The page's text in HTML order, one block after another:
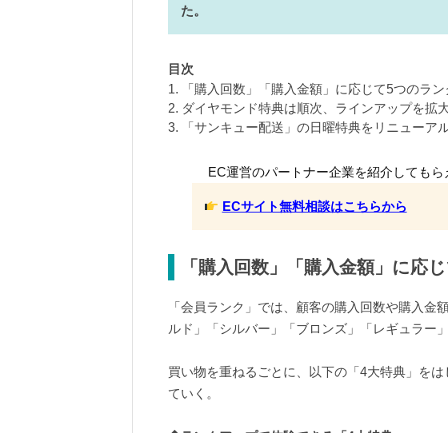
た。
目次
1. 「購入回数」「購入金額」に応じて5つのラン
2. ダイヤモンド特典は順次、ラインアップを拡
3. 「サンキュー配送」の日曜特典をリニューア
EC運営のパートナー企業を紹介してもら
ECサイト無料相談はこちらから
「購入回数」「購入金額」に応
「会員ランク」では、顧客の購入回数や購入金
ルド」「シルバー」「ブロンズ」「レギュラー
買い物を重ねるごとに、以下の「4大特典」を
ていく。